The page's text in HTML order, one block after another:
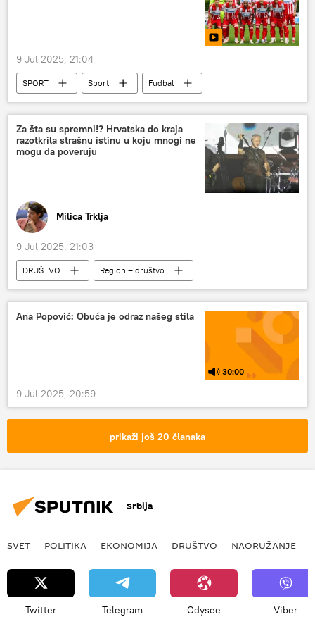
9 Jul 2025, 21:04
SPORT Sport
Fudbal
FK Crvena zvezda
Za šta su spremni!? Hrvatska do kraja
razotkrila strašnu istinu u koju mnogi ne
mogu da poveruju
Milica Trklja
9 Jul 2025, 21:03
DRUŠTVO
Region – društvo
Hrvatska
ustaše
Savo Štrbac
Marko Perković Tompson
Ana Popović: Obuća je odraz našeg stila
30:00
9 Jul 2025, 20:59
prikaži još 20 članaka
Srbija
SVET POLITIKA EKONOMIJA DRUŠTVO NAORUŽANJE
Twitter Telegram Odysee Viber